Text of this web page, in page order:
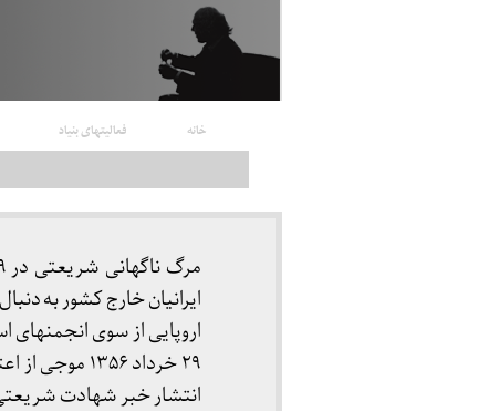
خانه فعالیتهای بنیاد
اروپایی از سوی انجمنهای
۲۹ خرداد